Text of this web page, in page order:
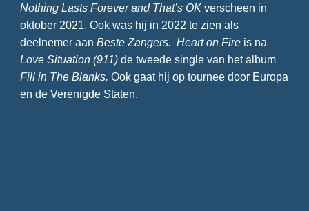
Nothing Lasts Forever and That’s OK verscheen in
oktober 2021. Ook was hij in 2022 te zien als
deelnemer aan Beste Zangers. Heart on Fire is na
Love Situation (911) de tweede single van het album
Fill in The Blanks. Ook gaat hij op tournee door Europa
en de Verenigde Staten.